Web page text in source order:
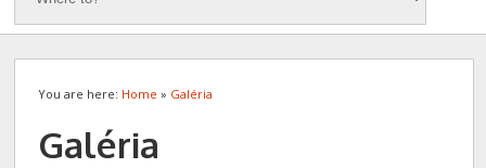
You are here: Home » Galéria
Galéria